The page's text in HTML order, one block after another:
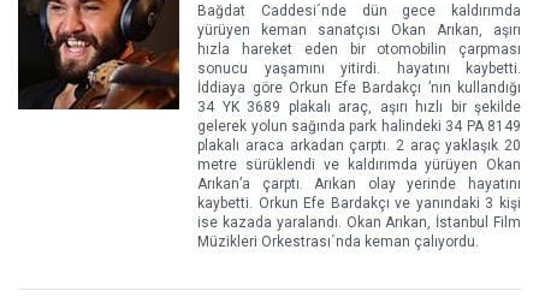
Bağdat Caddesi´nde dün gece kaldırımda
yürüyen keman sanatçısı Okan Arıkan, aşırı
hızla hareket eden bir otomobilin çarpması
sonucu yaşamını yitirdi. hayatını kaybetti.
İddiaya göre Orkun Efe Bardakçı ’nın kullandığı
34 YK 3689 plakalı araç, aşırı hızlı bir şekilde
gelerek yolun sağında park halindeki 34 PA 8149
plakalı araca arkadan çarptı. 2 araç yaklaşık 20
metre sürüklendi ve kaldırımda yürüyen Okan
Arıkan’a çarptı. Arıkan olay yerinde hayatını
kaybetti. Orkun Efe Bardakçı ve yanındaki 3 kişi
ise kazada yaralandı. Okan Arıkan, İstanbul Film
Müzikleri Orkestrası´nda keman çalıyordu.